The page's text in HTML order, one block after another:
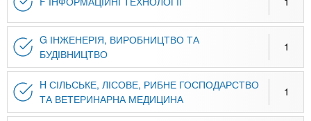
n
f
o
G ІНЖЕНЕРІЯ, ВИРОБНИЦТВО ТА
БУДІВНИЦТВО
1
H СІЛЬСЬКЕ, ЛІСОВЕ, РИБНЕ ГОСПОДАРСТВО
ТА ВЕТЕРИНАРНА МЕДИЦИНА
1